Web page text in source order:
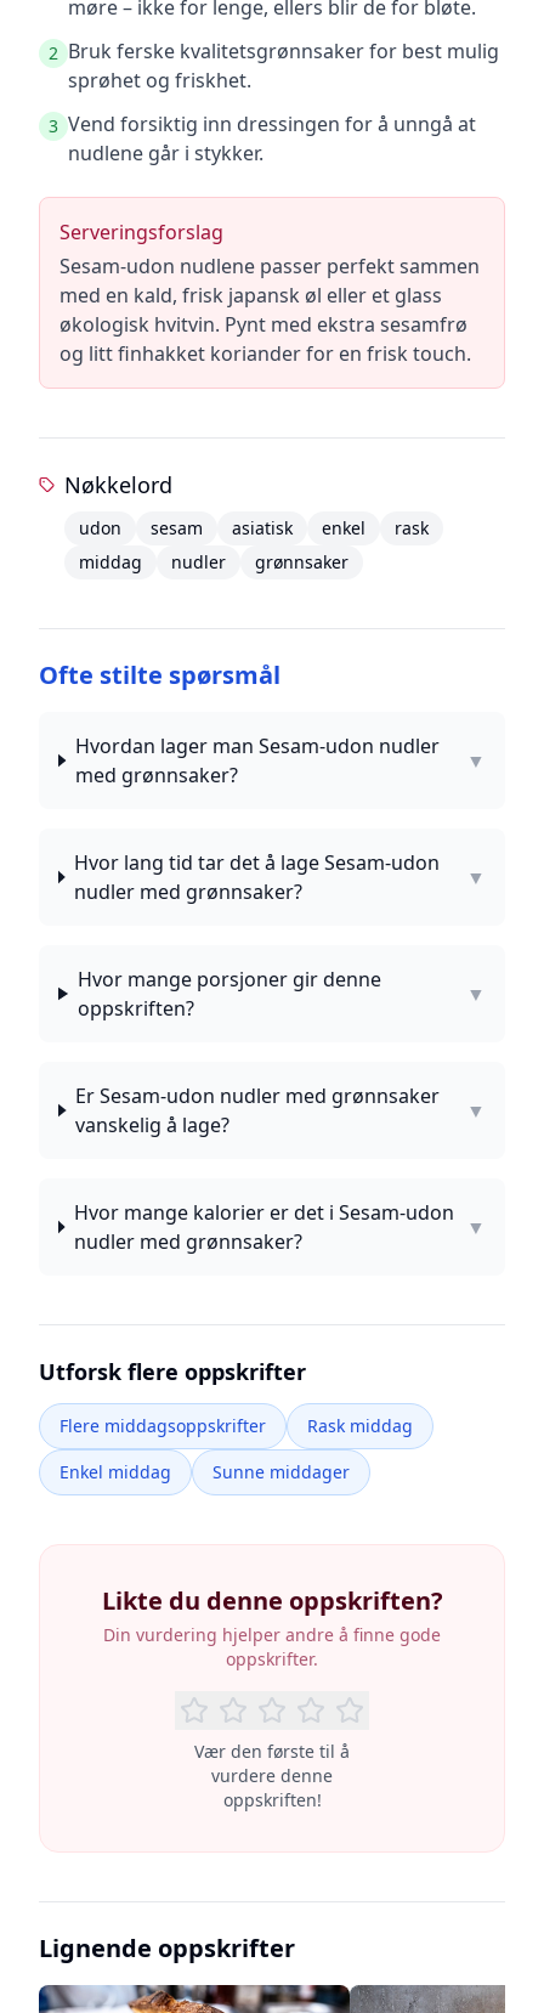
møre – ikke for lenge, ellers blir de for bløte.
2 Bruk ferske kvalitetsgrønnsaker for best mulig
sprøhet og friskhet.
3 Vend forsiktig inn dressingen for å unngå at
nudlene går i stykker.
Serveringsforslag
Sesam-udon nudlene passer perfekt sammen
med en kald, frisk japansk øl eller et glass
økologisk hvitvin. Pynt med ekstra sesamfrø
og litt finhakket koriander for en frisk touch.
Nøkkelord
udon sesam asiatisk enkel
rask
middag
nudler grønnsaker
Ofte stilte spørsmål
Hvordan lager man Sesam-udon nudler
med grønnsaker?
▼
Hvor lang tid tar det å lage Sesam-udon
nudler med grønnsaker?
▼
Hvor mange porsjoner gir denne
oppskriften?
▼
Er Sesam-udon nudler med grønnsaker
vanskelig å lage?
▼
Hvor mange kalorier er det i Sesam-udon
nudler med grønnsaker?
▼
Utforsk flere oppskrifter
Flere middagsoppskrifter
Rask middag
Enkel middag
Sunne middager
Likte du denne oppskriften?
Din vurdering hjelper andre å finne gode
oppskrifter.
Vær den første til å
vurdere denne
oppskriften!
Lignende oppskrifter